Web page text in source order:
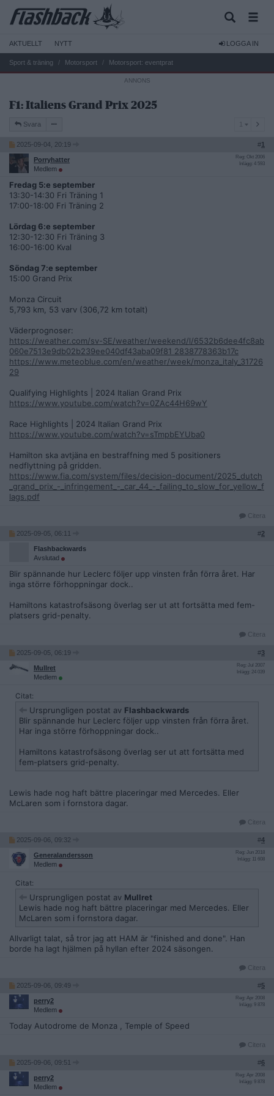
AKTUELLT NYTT LOGGA IN
Sport & träning Motorsport Motorsport: eventprat
F1: Italiens Grand Prix 2025
Svara
2025-09-04, 20:19 #1
Porryhatter
Medlem
Reg: Okt 2006
Inlägg: 4 593
Fredag 5:e september
13:30-14:30 Fri Träning 1
17:00-18:00 Fri Träning 2
Lördag 6:e september
12:30-12:30 Fri Träning 3
16:00-16:00 Kval
Söndag 7:e september
15:00 Grand Prix
Monza Circuit
5,793 km, 53 varv (306,72 km totalt)
Väderprognoser:
https://weather.com/sv-SE/weather/weekend/l/6532b6dee4fc8ab
060e7513e9db02b239ee040df43aba09f81 2838778363b17c
https://www.meteoblue.com/en/weather/week/monza_italy_31726
29
Qualifying Highlights | 2024 Italian Grand Prix
https://www.youtube.com/watch?v=0ZAc44H69wY
Race Highlights | 2024 Italian Grand Prix
https://www.youtube.com/watch?v=sTmpbEYUba0
Hamilton ska avtjäna en bestraffning med 5 positioners
nedflyttning på gridden.
https://www.fia.com/system/files/decision-document/2025_dutch
_grand_prix_-_infringement_-_car_44_-_failing_to_slow_for_yellow_f
lags.pdf
Citera
2025-09-05, 06:11 #2
Flashbackwards
Avslutad
Blir spännande hur Leclerc följer upp vinsten från förra året. Har
inga större förhoppningar dock..
Hamiltons katastrofsäsong överlag ser ut att fortsätta med fem-
platsers grid-penalty.
Citera
2025-09-05, 06:19 #3
Mullret
Medlem
Reg: Jul 2007
Inlägg: 24 039
Citat:
Ursprungligen postat av Flashbackwards
Blir spännande hur Leclerc följer upp vinsten från förra året.
Har inga större förhoppningar dock..
Hamiltons katastrofsäsong överlag ser ut att fortsätta med
fem-platsers grid-penalty.
Lewis hade nog haft bättre placeringar med Mercedes. Eller
McLaren som i fornstora dagar.
Citera
2025-09-06, 09:32 #4
Generalandersson
Medlem
Reg: Jun 2018
Inlägg: 11 608
Citat:
Ursprungligen postat av Mullret
Lewis hade nog haft bättre placeringar med Mercedes. Eller
McLaren som i fornstora dagar.
Allvarligt talat, så tror jag att HAM är "finished and done". Han
borde ha lagt hjälmen på hyllan efter 2024 säsongen.
Citera
2025-09-06, 09:49 #5
perry2
Medlem
Reg: Apr 2008
Inlägg: 9 878
Today Autodrome de Monza , Temple of Speed
Citera
2025-09-06, 09:51 #6
perry2
Medlem
Reg: Apr 2008
Inlägg: 9 878